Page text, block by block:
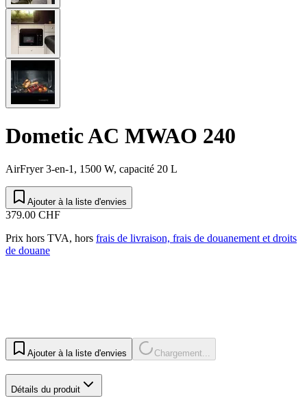
Dometic AC MWAO 240
AirFryer 3‑en‑1, 1500 W, capacité 20 L
Ajouter à la liste d'envies
379.00 CHF
Prix hors TVA, hors frais de livraison, frais de douanement et droits
de douane
Ajouter à la liste d'envies Chargement...
Détails du produit